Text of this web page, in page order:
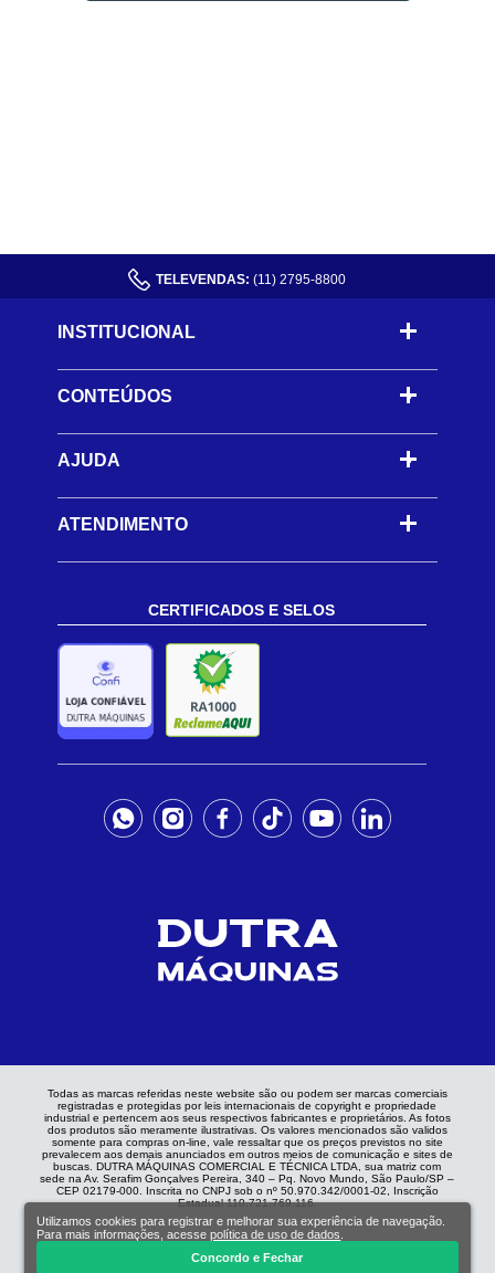
TELEVENDAS: (11) 2795-8800
INSTITUCIONAL
CONTEÚDOS -
AJUDA -
ATENDIMENTO
CERTIFICADOS E SELOS
Todas as marcas referidas neste website são ou podem ser marcas comerciais
registradas e protegidas por leis internacionais de copyright e propriedade
industrial e pertencem aos seus respectivos fabricantes e proprietários. As fotos
dos produtos são meramente ilustrativas. Os valores mencionados são validos
somente para compras on-line, vale ressaltar que os preços previstos no site
prevalecem aos demais anunciados em outros meios de comunicação e sites de
buscas. DUTRA MÁQUINAS COMERCIAL E TÉCNICA LTDA, sua matriz com
sede na Av. Serafim Gonçalves Pereira, 340 – Pq. Novo Mundo, São Paulo/SP –
CEP 02179-000. Inscrita no CNPJ sob o nº 50.970.342/0001-02, Inscrição
Estadual 110.721.769.116.
Utilizamos cookies para registrar e melhorar sua experiência de navegação.
Para mais informações, acessepolítica de uso de dados
Concordo e Fechar